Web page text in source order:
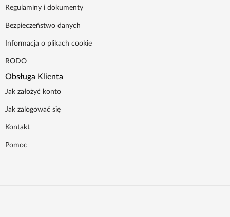
Regulaminy i dokumenty
Bezpieczeństwo danych
Informacja o plikach cookie
RODO
Obsługa Klienta
Jak założyć konto
Jak zalogować się
Kontakt
Pomoc